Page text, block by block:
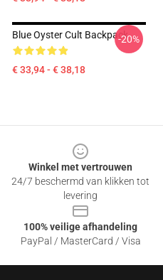
Blue Oyster Cult Backpack
€ 33,94 - € 38,18
-20%
Winkel met vertrouwen
24/7 beschermd van klikken tot
levering
100% veilige afhandeling
PayPal / MasterCard / Visa